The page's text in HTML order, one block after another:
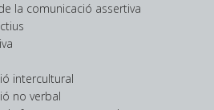
la comunicació assertiva
intercultural
no verbal